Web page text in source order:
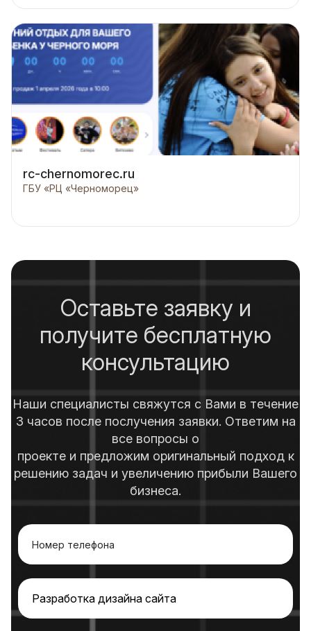
rc-chernomorec.ru
ГБУ «РЦ «Черноморец»
Оставьте заявку и
получите бесплатную
консультацию
Наши специалисты свяжутся с Вами в течение
3 часов после послучения заявки. Ответим на
все вопросы о
проекте и предложим оригинальный подход к
решению задач и увеличению прибыли Вашего
бизнеса.